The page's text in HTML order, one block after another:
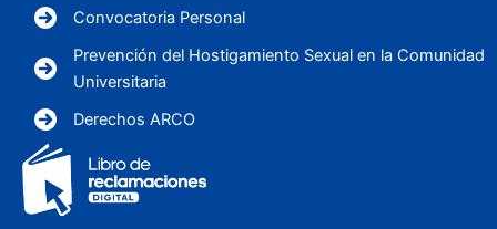
Convocatoria Personal
Prevención del Hostigamiento Sexual en la Comunidad
Universitaria
Derechos ARCO